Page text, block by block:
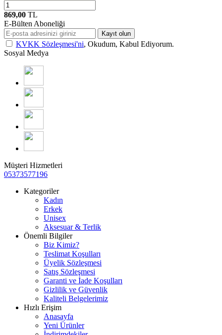
869,00 TL
E-Bülten Aboneliği
Kayıt olun
KVKK Sözleşmesi'ni, Okudum, Kabul Ediyorum.
Sosyal Medya
Müşteri Hizmetleri
05373577196
Kategoriler
Kadın
Erkek
Unisex
Aksesuar & Terlik
Önemli Bilgiler
Biz Kimiz?
Teslimat Koşulları
Üyelik Sözleşmesi
Satış Sözleşmesi
Garanti ve İade Koşulları
Gizlilik ve Güvenlik
Kaliteli Belgelerimiz
Hızlı Erişim
Anasayfa
Yeni Ürünler